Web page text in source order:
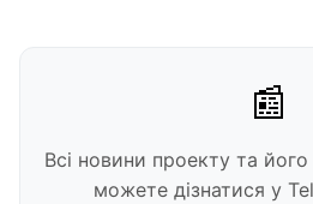
📰
Всі новини проекту та
можете дізнатися у